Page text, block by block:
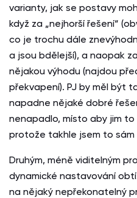
varianty, jak se postavy
když za „nejhorší řešení“
co je trochu dále
a jsou bdělejší), a naopak
nějakou výhodu (najdou
překvapení). PJ by měl být
napadne nějaké dobré
nenapadlo, místo aby jim
protože takhle jsem to sám
Druhým, méně viditelným
dynamické nastavování
na nějaký nepřekonatelný